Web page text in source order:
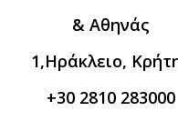
& Αθηνάς
1,Ηράκλειο,
+30 2810 283000